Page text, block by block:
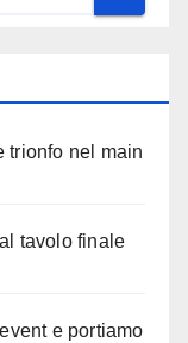
trionfo nel main
tavolo finale
e portiamo